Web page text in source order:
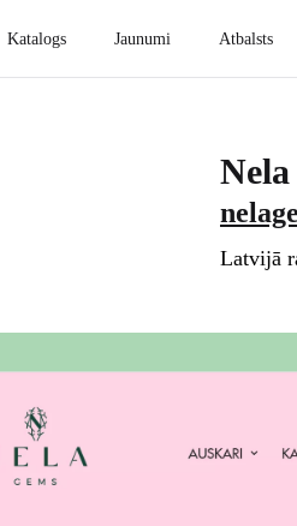
Katalogs Jaunumi Atbalsts
Nela
Latvijā